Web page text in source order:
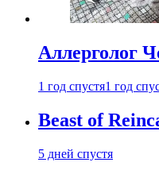
Аллерголог
1 год спустя1 год
Beast of
5 дней спустя